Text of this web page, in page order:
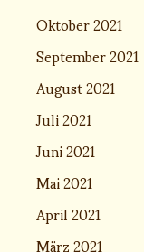
Oktober 2021
September 2021
August 2021
Juli 2021
Juni 2021
Mai 2021
April 2021